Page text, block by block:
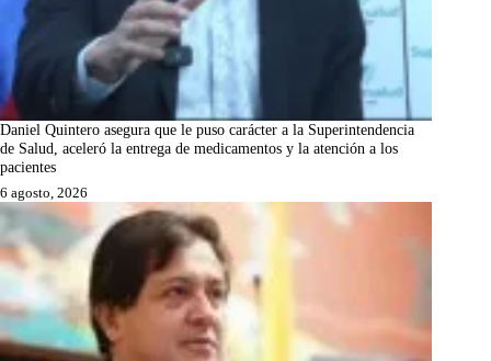
Daniel Quintero asegura que le puso carácter a la Superintendencia
de Salud, aceleró la entrega de medicamentos y la atención a los
pacientes
6 agosto, 2026